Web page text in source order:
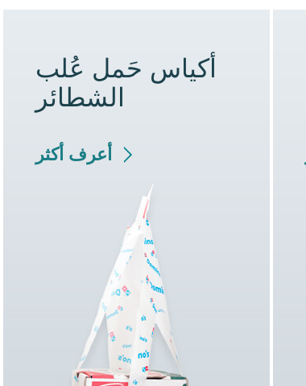
أكياس حَمل عُلب
الشطائر
أعرف أكثر